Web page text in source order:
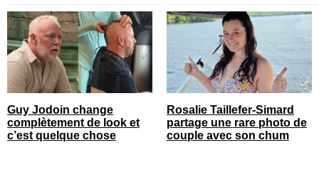
Guy Jodoin change
complètement de look et
c’est quelque chose
Rosalie Taillefer-Simard
partage une rare photo de
couple avec son chum